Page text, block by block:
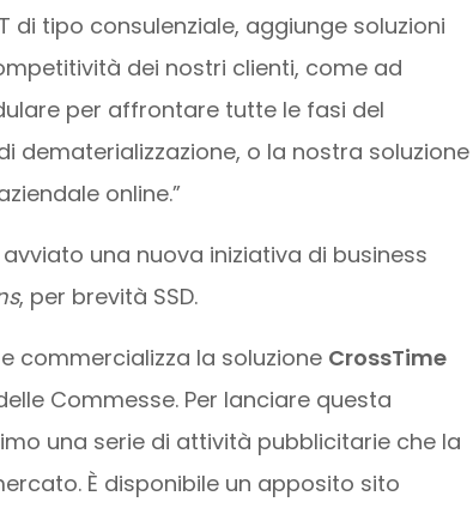
tipo consulenziale, aggiunge soluzioni
dei nostri clienti, come ad
per affrontare tutte le fasi del
dematerializzazione, o la nostra soluzione
online.”
una nuova iniziativa di business
, per brevità SSD.
commercializza la soluzione CrossTime
Commesse. Per lanciare questa
una serie di attività pubblicitarie che la
È disponibile un apposito sito